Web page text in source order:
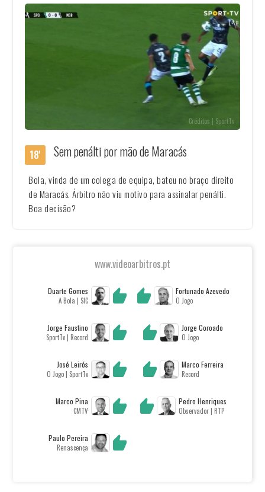
Créditos | SportTv
18' Sem penálti por mão de Maracás
Bola, vinda de um colega de equipa, bateu no braço direito
de Maracás. Árbitro não viu motivo para assinalar penálti.
Boa decisão?
www.videoarbitros.pt
Duarte Gomes
A Bola | SIC
Fortunado Azevedo
O Jogo
Jorge Faustino
SportTv | Record
Jorge Coroado
O Jogo
José Leirós
O Jogo | SportTv
Marco Ferreira
Record
Marco Pina
CMTV
Pedro Henriques
Observador | RTP
Paulo Pereira
Renascença